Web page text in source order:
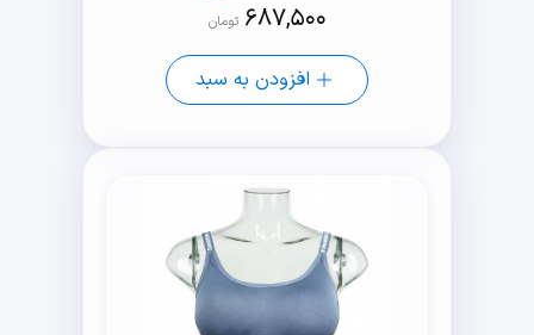
687,500 تومان
افزودن به سبد